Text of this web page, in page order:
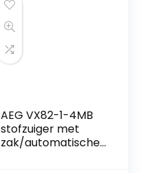
AEG VX82-1-4MB
stofzuiger met
zak/automatische